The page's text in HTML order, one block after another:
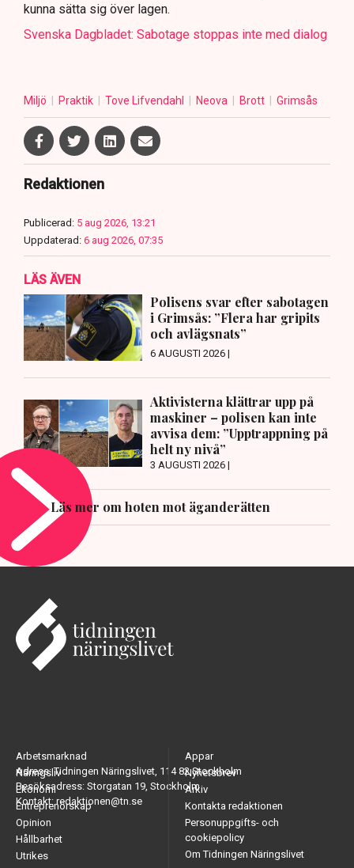
kunna sätta sig över lagen.
Svenska Dagbladet: Sabotage stoppas inte med dialog
Miljö Praktik Tove Lifvendahl Neova Brott Grimsås
Redaktionen
Publicerad: 5 aug 2026, 13:21
Uppdaterad: 6 aug 2026, 07:35
LÄS ÄVEN
Polisens svar efter sabotagen
i Grimsås: ”Flera har gripits
och avlägsnats”
6 AUGUSTI 2026 |
Aktivisterna klättrar upp på
maskiner – polisen kan inte
avvisa dem: ”Upptrappning på
helt ny nivå”
3 AUGUSTI 2026 |
Läs mer om hoten mot äganderätten
Adress: Tidningen Näringslivet, 114 82 Stockholm
Besöksadress: Storgatan 19, Stockholm
Kontakt: redaktionen@tn.se
Arbetsmarknad
Näringsliv
Ekonomi
Entreprenörskap
Opinion
Hållbarhet
Utrikes
Appar
Nyhetsbrev
Arkiv
Kontakta redaktionen
Personuppgifts- och
cookiepolicy
Om Tidningen Näringslivet